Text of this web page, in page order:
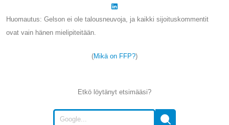
Huomautus: Gelson ei ole talousneuvoja, ja kaikki sijoituskommentit
ovat vain hänen mielipiteitään.
(Mikä on FFP?)
Etkö löytänyt etsimääsi?